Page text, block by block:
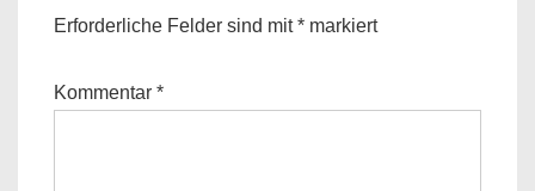
Erforderliche Felder sind mit* markiert
Kommentar *